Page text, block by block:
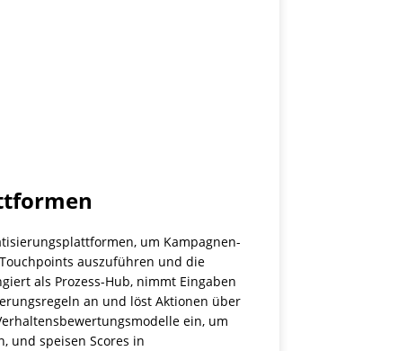
um Kampagnen-
auszuführen und die
als Prozess-Hub, nimmt Eingaben
an und löst Aktionen über
ein, um
und speisen Scores in